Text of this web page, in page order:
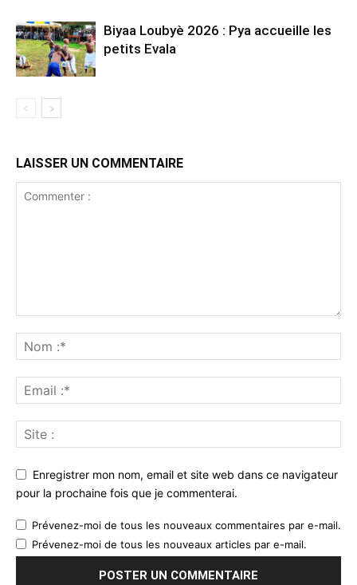
Biyaa Loubyè 2026 : Pya accueille les
petits Evala
LAISSER UN COMMENTAIRE
Enregistrer mon nom, email et site web dans ce navigateur
pour la prochaine fois que je commenterai.
Prévenez-moi de tous les nouveaux commentaires par e-mail.
Prévenez-moi de tous les nouveaux articles par e-mail.